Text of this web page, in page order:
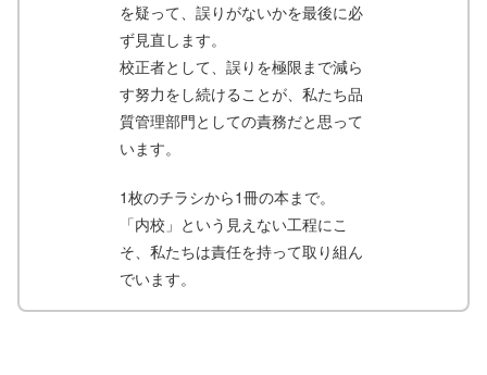
を疑って、誤りがないかを最後に必
ず見直します。
校正者として、誤りを極限まで減ら
す努力をし続けることが、私たち品
質管理部門としての責務だと思って
います。
1枚のチラシから1冊の本まで。
「内校」という見えない工程にこ
そ、私たちは責任を持って取り組ん
でいます。